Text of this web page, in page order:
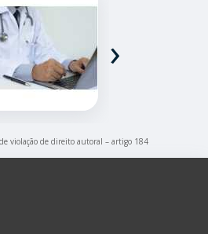
›
violação de direito autoral – artigo 184